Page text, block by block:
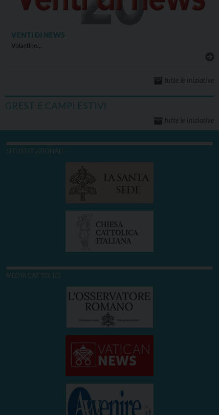
VENTI DI NEWS
Volantino…
tutte le iniziative
GREST E CAMPI ESTIVI
tutte le iniziative
SITI ISTITUZIONALI
MEDIA CATTOLICI